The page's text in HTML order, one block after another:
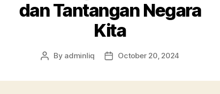
dan Tantangan Negara
Kita
Post
By adminliq
PostOctober 20, 2024